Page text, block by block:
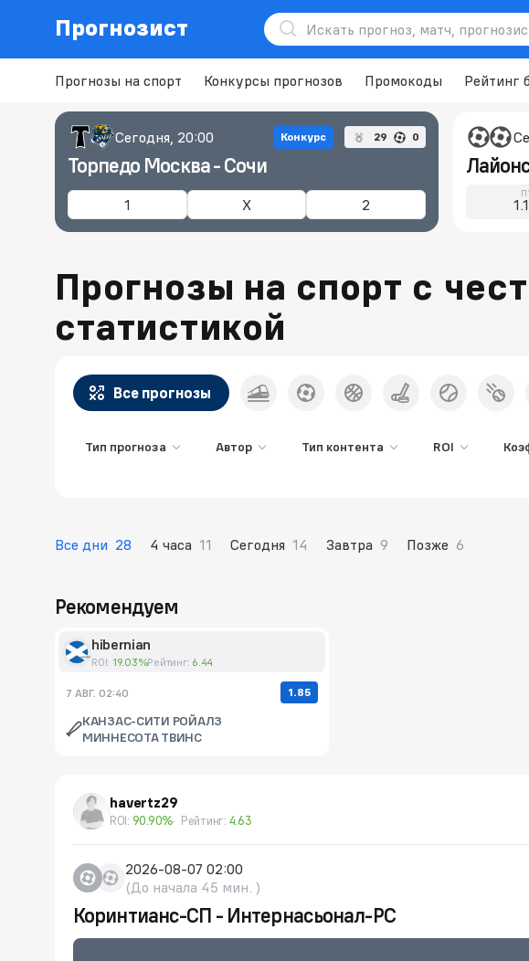
Прогнозист
Прогнозы на спорт Конкурсы прогнозов Промокоды Рейтинг
Сегодня, 20:00 Конкурс 29 0
Торпедо Москва - Сочи
1 X 2
П1
Прогнозы на спорт с
статистикой
Все прогнозы
Тип прогноза Автор Тип контента ROI
Все дни 28 4 часа 11 Сегодня 14 Завтра 9 Позже 6
Рекомендуем
hibernian
ROI: 19.03%Рейтинг: 6.44
7 АВГ. 02:40 1.85
КАНЗАС-СИТИ РОЙАЛЗ
МИННЕСОТА ТВИНС
havertz29
ROI: 90.90% Рейтинг: 4.63
2026-08-07 02:00
(До начала 45 мин. )
Коринтианс-СП - Интернасьонал-РС